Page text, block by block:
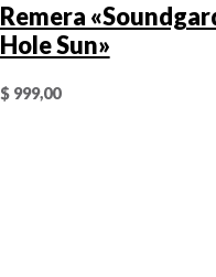
Remera
Hole Sun»
$999,00